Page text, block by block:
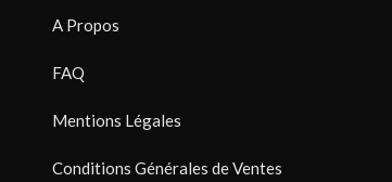
A Propos
FAQ
Mentions Légales
Conditions Générales de Ventes